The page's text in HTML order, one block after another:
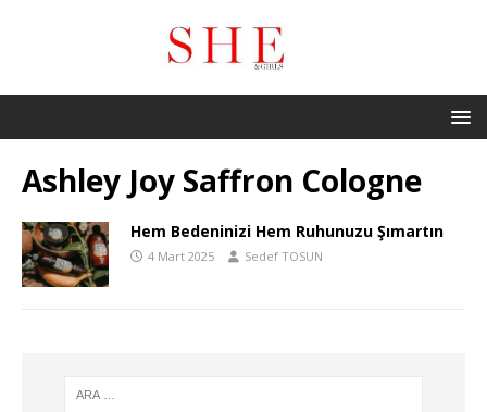
Ashley Joy Saffron Cologne
Hem Bedeninizi Hem Ruhunuzu Şımartın
4 Mart 2025 Sedef TOSUN